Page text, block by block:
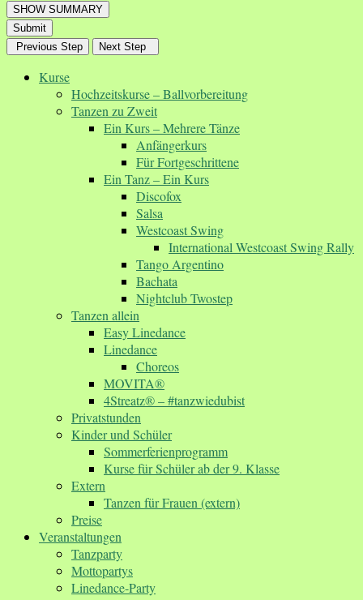
SHOW SUMMARY
Submit
Previous Step
Next Step
Kurse
Hochzeitskurse – Ballvorbereitung
Tanzen zu Zweit
Ein Kurs – Mehrere Tänze
Anfängerkurs
Für Fortgeschrittene
Ein Tanz – Ein Kurs
Discofox
Salsa
Westcoast Swing
International Westcoast Swing Rally
Tango Argentino
Bachata
Nightclub Twostep
Tanzen allein
Easy Linedance
Linedance
Choreos
MOVITA®
4Streatz® – #tanzwiedubist
Privatstunden
Kinder und Schüler
Sommerferienprogramm
Kurse für Schüler ab der 9. Klasse
Extern
Tanzen für Frauen (extern)
Preise
Veranstaltungen
Tanzparty
Mottopartys
Linedance-Party